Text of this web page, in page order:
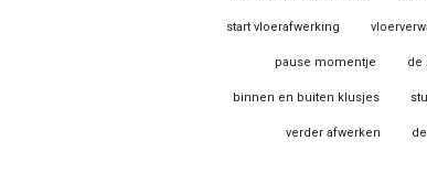
start vloerafwerking
pause momentje de
binnen en buiten klusjes
verder afwerken